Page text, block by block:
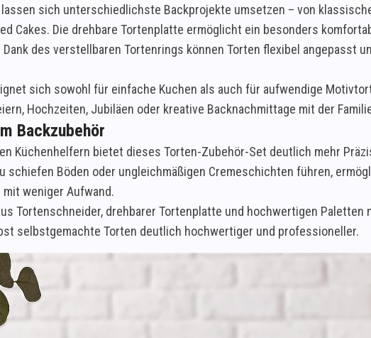
sich unterschiedlichste Backprojekte umsetzen – von
Cakes. Die drehbare Tortenplatte ermöglicht ein besonders
des verstellbaren Tortenrings können Torten flexibel angepasst
sich sowohl für einfache Kuchen als auch für aufwendige
Hochzeiten, Jubiläen oder kreative Backnachmittage mit der
Backzubehör
Küchenhelfern bietet dieses Torten-Zubehör-Set deutlich mehr
schiefen Böden oder ungleichmäßigen Cremeschichten führen,
weniger Aufwand.
Tortenschneider, drehbarer Tortenplatte und hochwertigen Paletten
selbstgemachte Torten deutlich hochwertiger und professioneller.